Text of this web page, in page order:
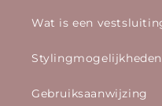
Wat is een
Stylingmogelijkheden
Gebruiksaanwijzing